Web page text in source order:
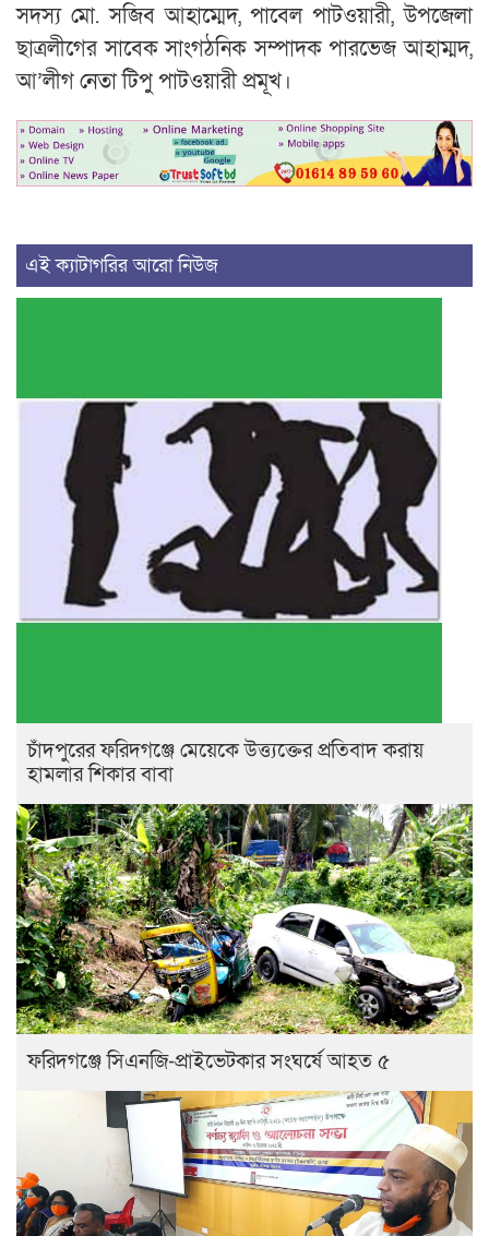
সদস্য মো. সজিব আহাম্মেদ, পাবেল পাটওয়ারী, উপজেলা
ছাত্রলীগের সাবেক সাংগঠনিক সম্পাদক পারভেজ আহাম্মদ,
আ’লীগ নেতা টিপু পাটওয়ারী প্রমূখ।
এই ক্যাটাগরির আরো নিউজ
চাঁদপুরের ফরিদগঞ্জে মেয়েকে উত্ত্যক্তের প্রতিবাদ করায়
হামলার শিকার বাবা
ফরিদগঞ্জে সিএনজি-প্রাইভেটকার সংঘর্ষে আহত ৫